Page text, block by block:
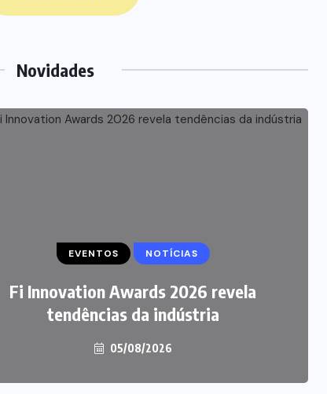
Novidades
EVENTOS NOTÍCIAS
Fi Innovation Awards 2026 revela
tendências da indústria
05/08/2026